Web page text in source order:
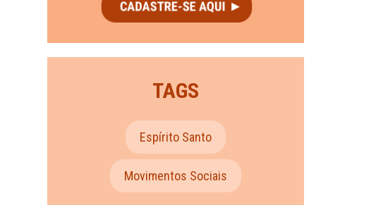
TAGS
Espírito Santo
Movimentos Sociais